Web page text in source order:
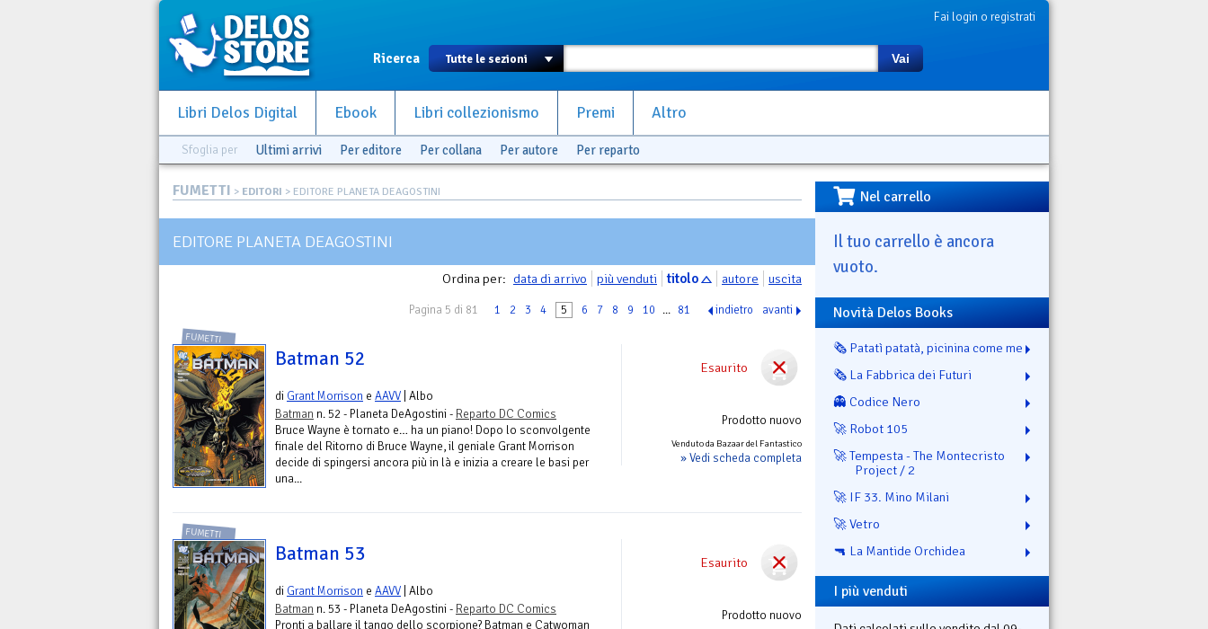
Fai login o registrati
Ricerca Vai
Libri Delos Digital Ebook Libri collezionismo Premi Altro
Sfoglia per Ultimi arrivi Per editore Per collana Per autore Per reparto
FUMETTI > EDITORI > EDITORE PLANETA DEAGOSTINI
EDITORE PLANETA DEAGOSTINI
Ordina per: data di arrivo più venduti titolo autore uscita
Pagina 5 di 81 1 2 3 4 5 6 7 8 9 10 ... 81 indietro avanti
Esaurito
Prodotto nuovo
Venduto da Bazaar del Fantastico
» Vedi scheda completa
FUMETTI
Batman 52
di Grant Morrison e AAVV | Albo
Batman n. 52 - Planeta DeAgostini - Reparto DC Comics
Bruce Wayne è tornato e… ha un piano! Dopo lo sconvolgente
finale del Ritorno di Bruce Wayne, il geniale Grant Morrison
decide di spingersi ancora più in là e inizia a creare le basi per
una...
Esaurito
Prodotto nuovo
FUMETTI
Batman 53
di Grant Morrison e AAVV | Albo
Batman n. 53 - Planeta DeAgostini - Reparto DC Comics
Pronti a ballare il tango dello scorpione? Batman e Catwoman
Nel carrello
Il tuo carrello è ancora
vuoto.
Novità Delos Books
🗞️ Patatì patatà, picinina come me
🗞️ La Fabbrica dei Futuri
👻 Codice Nero
🚀 Robot 105
🚀 Tempesta - The Montecristo
Project / 2
🚀 IF 33. Mino Milani
🚀 Vetro
🔫 La Mantide Orchidea
I più venduti